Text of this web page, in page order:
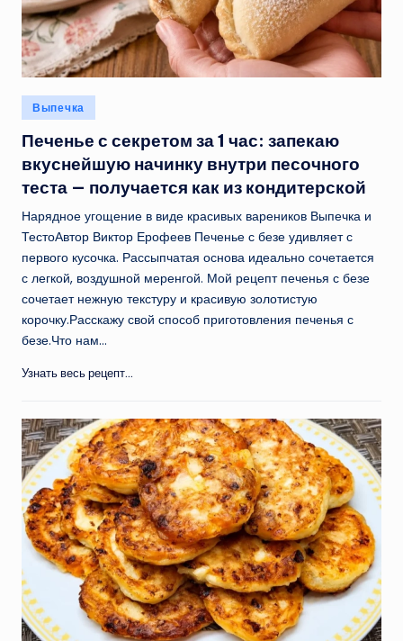
Опубликовано
в
Выпечка
Печенье с секретом за 1 час: запекаю
вкуснейшую начинку внутри песочного
теста — получается как из кондитерской
Нарядное угощение в виде красивых вареников Выпечка и
ТестоАвтор Виктор Ерофеев Печенье с безе удивляет с
первого кусочка. Рассыпчатая основа идеально сочетается
с легкой, воздушной меренгой. Мой рецепт печенья с безе
сочетает нежную текстуру и красивую золотистую
корочку.Расскажу свой способ приготовления печенья с
безе.Что нам…
Узнать весь рецепт...